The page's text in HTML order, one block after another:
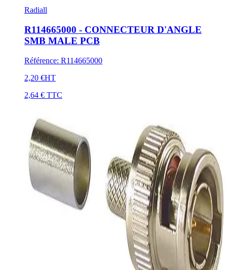
Radiall
R114665000 - CONNECTEUR D'ANGLE
SMB MALE PCB
Référence: R114665000
2,20 €HT
2,64 € TTC